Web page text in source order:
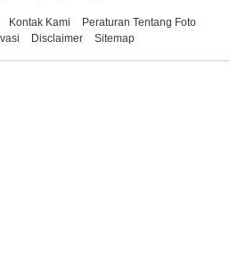
Kontak Kami
Peraturan Tentang Foto
Disclaimer Sitemap